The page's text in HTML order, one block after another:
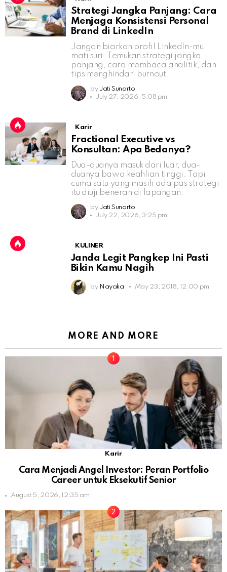
Strategi Jangka Panjang: Cara
Menjaga Konsistensi Personal
Brand di LinkedIn
Jangan biarkan profil LinkedIn-mu
mati suri. Temukan strategi jangka
panjang, cara membaca analitik, dan
tips menghindari burnout.
by Jati Sunarto
July 27, 2026, 5:08 pm
Karir
Fractional Executive vs
Konsultan: Apa Bedanya?
Dua-duanya masuk dari luar, dua-
duanya bawa keahlian tinggi. Tapi
cuma satu yang masih ada pas strategi
itu diuji beneran di lapangan.
by Jati Sunarto
July 22, 2026, 3:25 pm
KULINER
Janda Legit Pangkep Ini Pasti
Bikin Kamu Nagih
by Nayaka May 23, 2018, 12:00 pm
MORE AND MORE
Karir
Cara Menjadi Angel Investor: Peran Portfolio
Career untuk Eksekutif Senior
August 5, 2026, 12:35 am